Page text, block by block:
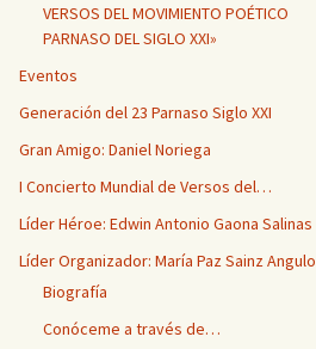
VERSOS DEL MOVIMIENTO POÉTICO
PARNASO DEL SIGLO XXI»
Eventos
Generación del 23 Parnaso Siglo XXI
Gran Amigo: Daniel Noriega
I Concierto Mundial de Versos del…
Líder Héroe: Edwin Antonio Gaona Salinas
Líder Organizador: María Paz Sainz Angulo
Biografía
Conóceme a través de…